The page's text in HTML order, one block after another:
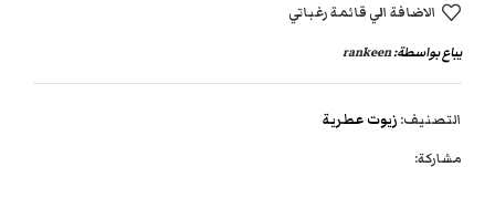
الاضافة الي قائمة رغباتي
يباع بواسطة:rankeen
التصنيف: زيوت عطرية
مشاركة: